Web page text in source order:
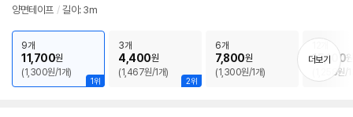
양면테이프 / 길이: 3m
1위
9개
11,700원
(1,300원/1개)
2위
3개
4,400원
(1,467원/1개)
6개
7,800원
(1,300원/1개)
15,100원
(1,258원/
더보기